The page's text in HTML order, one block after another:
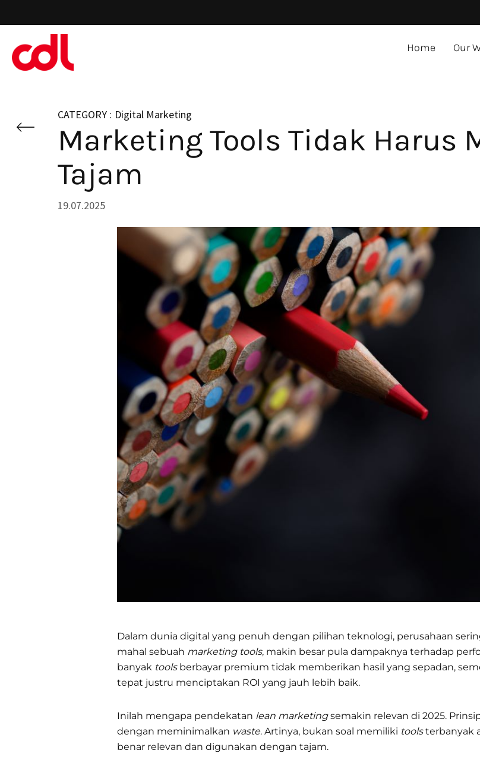
to
main
content
Home Our
Digital Marketing
Marketing Tools Tidak Harus
Tajam
19.07.2025
Dalam dunia digital yang penuh dengan pilihan teknologi, perusahaan
mahal sebuah marketing tools, makin besar pula dampaknya terhadap
banyak toolsberbayar premium tidak memberikan hasil yang sepadan,
tepat justru menciptakan ROI yang jauh lebih baik.
Inilah mengapa pendekatan lean marketingsemakin relevan di 2025.
dengan meminimalkan waste. Artinya, bukan soal memiliki toolsterbanyak
benar relevan dan digunakan dengan tajam.